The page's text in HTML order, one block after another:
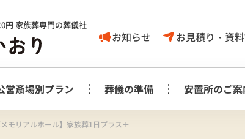
円 家族葬専門の葬儀社
お知らせ お見積り・資
営斎場別プラン 葬儀の準備 安置所のご案
メモリアルホール】家族葬1日プラス＋